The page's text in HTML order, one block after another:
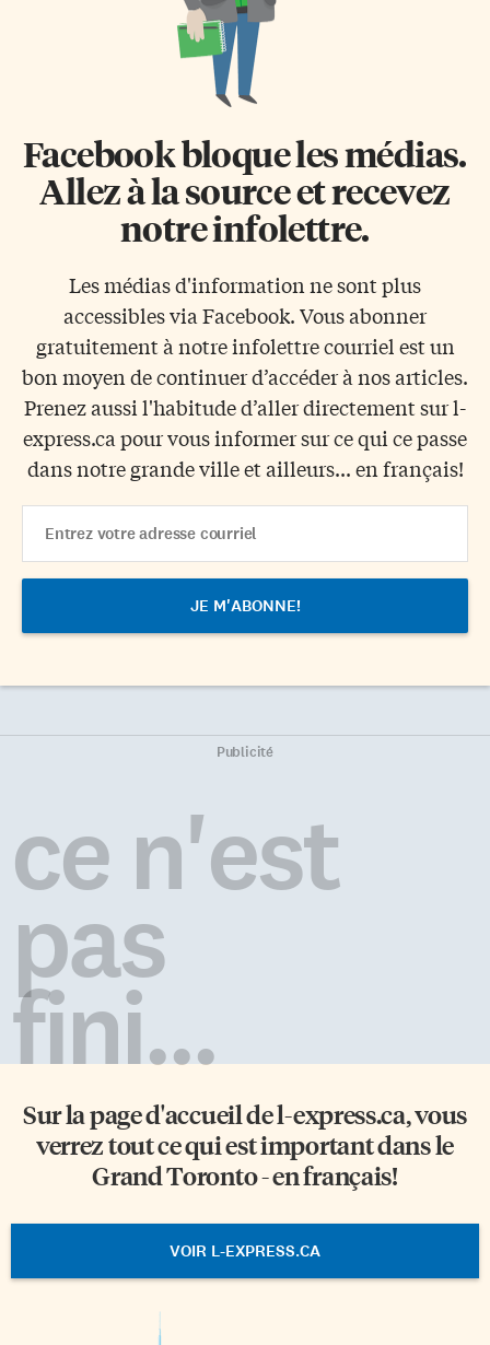
Facebook bloque les médias.
Allez à la source et recevez
notre infolettre.
Les médias d'information ne sont plus
accessibles via Facebook. Vous abonner
gratuitement à notre infolettre courriel est un
bon moyen de continuer d’accéder à nos articles.
Prenez aussi l'habitude d’aller directement sur l-
express.ca pour vous informer sur ce qui ce passe
dans notre grande ville et ailleurs... en français!
Address
Publicité
ce n'est
pas
fini...
Sur la page d'accueil del-express.ca, vous
verrez tout ce qui est important dans le
Grand Toronto - en français!
VOIR L-EXPRESS.CA